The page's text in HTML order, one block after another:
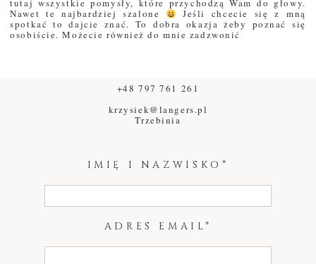
tutaj wszystkie pomysły, które przychodzą Wam do głowy.
Nawet te najbardziej szalone
Jeśli chcecie się z mną
spotkać to dajcie znać. To dobra okazja żeby poznać się
osobiście. Możecie również do mnie zadzwonić
+48 797 761 261
krzysiek@langers.pl
Trzebinia
IMIĘ I NAZWISKO
ADRES EMAIL